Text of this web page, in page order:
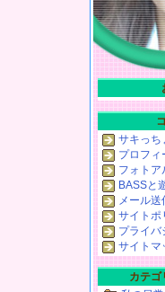
サキっち
プロフィ
フォトア
BASSと
メール送
サイトポ
プライバ
サイトマ
カテゴ